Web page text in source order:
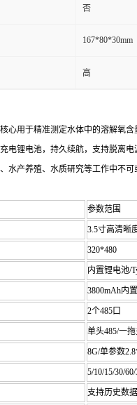
否
167*80*30mm
高
心用于精准测定水体中的溶解氧
电锂电池，持久续航，支持脱离
水产养殖、水质研究等工作中不可
参数范围
3.5寸高清晰
320*480
内置锂电池/
3800mAh内
2个485口
单头485/一
8G/单参数
5/10/15/30/
支持历史数